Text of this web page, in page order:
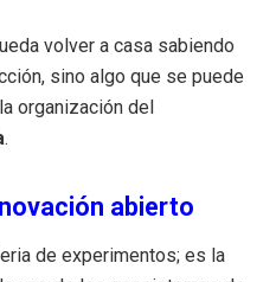
volver a casa sabiendo
sino algo que se puede
organización del
.
abierto
de experimentos; es la